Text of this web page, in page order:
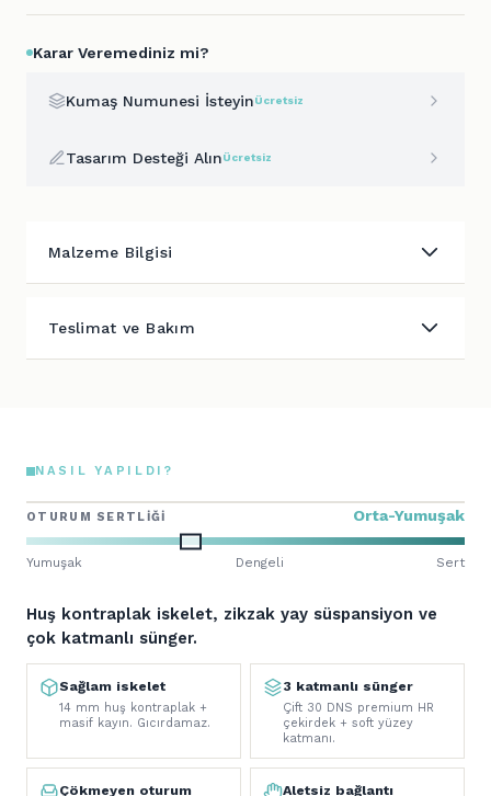
Karar Veremediniz mi?
Kumaş Numunesi İsteyinÜcretsiz
Tasarım Desteği AlınÜcretsiz
Malzeme Bilgisi
Teslimat ve Bakım
NASIL YAPILDI?
Huş kontraplak iskelet, zikzak yay süspansiyon ve
çok katmanlı sünger.
Sağlam iskelet
14 mm huş kontraplak +
masif kayın. Gıcırdamaz.
3 katmanlı sünger
Çift 30 DNS premium HR
çekirdek + soft yüzey
katmanı.
Çökmeyen oturum Aletsiz bağlantı
OTURUM SERTLIĞI Orta-Yumuşak
Yumuşak Dengeli Sert